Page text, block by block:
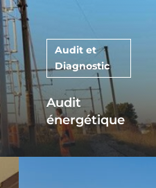
Audit et
Diagnostic
Audit
énergétique